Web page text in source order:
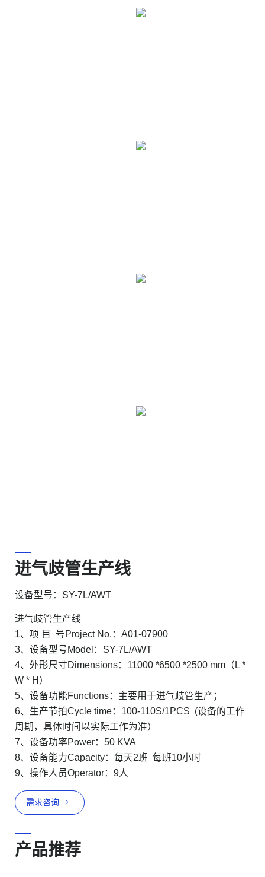
进气歧管生产线
设备型号：SY-7L/AWT
进气歧管生产线
1、项 目 号Project No.：A01-07900
3、设备型号Model：SY-7L/AWT
4、外形尺寸Dimensions：11000 *6500 *2500 mm（L *
W * H）
5、设备功能Functions：主要用于进气歧管生产；
6、生产节拍Cycle time：100-110S/1PCS (设备的工作
周期，具体时间以实际工作为准）
7、设备功率Power：50 KVA
8、设备能力Capacity：每天2班 每班10小时
9、操作人员Operator：9人
需求咨询
产品推荐